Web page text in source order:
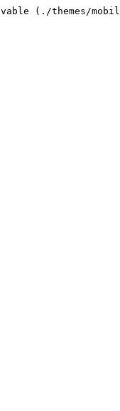
(./themes/